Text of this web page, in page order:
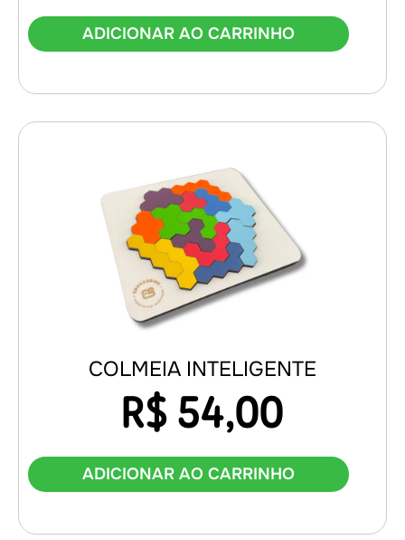
ADICIONAR AO CARRINHO
COLMEIA INTELIGENTE
R$ 54,00
ADICIONAR AO CARRINHO